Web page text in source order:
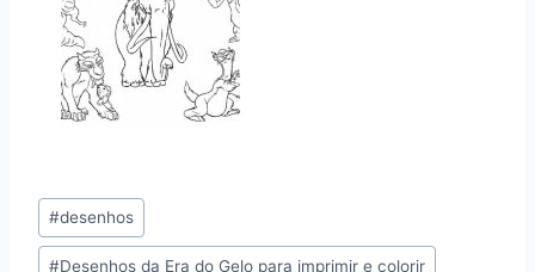
Tags
do
#desenhos
#Desenhos da Era do Gelo para imprimir e colorir